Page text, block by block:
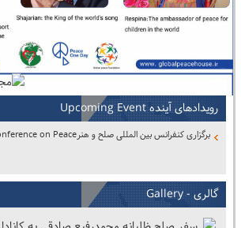
رویدادهای آینده Upcoming Event
برگزاری کنفرانس بین المللی صلح و هنرInternational Conference on Peace
گالری - Gallery